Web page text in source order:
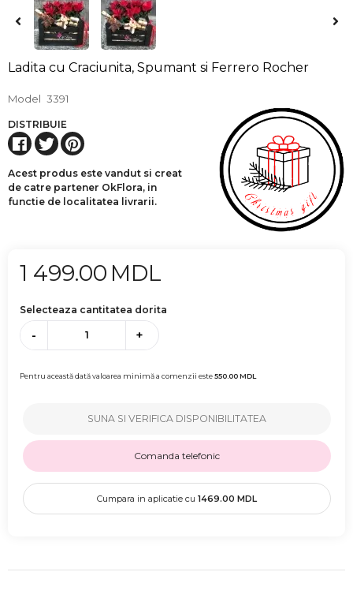
Ladita cu Craciunita, Spumant si Ferrero Rocher
Model 3391
DISTRIBUIE
Acest produs este vandut si creat
de catre partener OkFlora, in
functie de localitatea livrarii.
1 499.00 MDL
Selecteaza cantitatea dorita
- +
Pentru această dată valoarea minimă a comenzii este550.00MDL
SUNA SI VERIFICA DISPONIBILITATEA
Comanda telefonic
Cumpara in aplicatie cu 1469.00 MDL